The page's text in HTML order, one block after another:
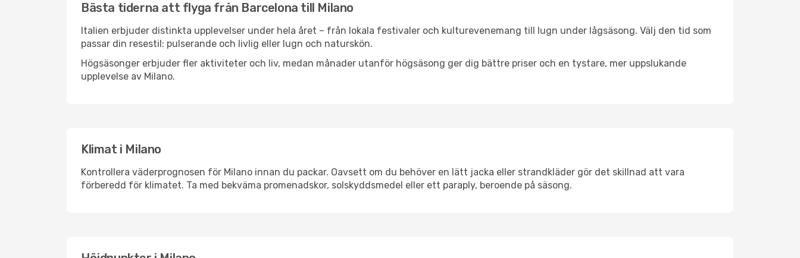
Bästa tiderna att flyga från Barcelona till Milano
Italien erbjuder distinkta upplevelser under hela året – från lokala festivaler och kulturevenemang till lugn under lågsäsong. Välj den tid som
passar din resestil: pulserande och livlig eller lugn och naturskön.
Högsäsonger erbjuder fler aktiviteter och liv, medan månader utanför högsäsong ger dig bättre priser och en tystare, mer uppslukande
upplevelse av Milano.
Klimat i Milano
Kontrollera väderprognosen för Milano innan du packar. Oavsett om du behöver en lätt jacka eller strandkläder gör det skillnad att vara
förberedd för klimatet. Ta med bekväma promenadskor, solskyddsmedel eller ett paraply, beroende på säsong.